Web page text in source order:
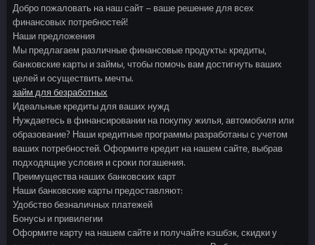
Добро пожаловать на наш сайт – ваше решение для всех
финансовых потребностей!
Наши предложения
Мы предлагаем различные финансовые продукты: кредиты,
банковские карты и займы, чтобы помочь вам достигнуть ваших
целей и осуществить мечты.
займ для безработных
Идеальные кредиты для ваших нужд
Нуждаетесь в финансировании на покупку жилья, автомобиля или
образование? Наши кредитные программы разработаны с учетом
ваших потребностей. Оформите кредит на нашем сайте, выбрав
подходящие условия и сроки погашения.
Преимущества наших банковских карт
Наши банковские карты предоставляют:
Удобство безналичных платежей
Бонусы и привилегии
Оформите карту на нашем сайте и получайте кэшбэк, скидки у